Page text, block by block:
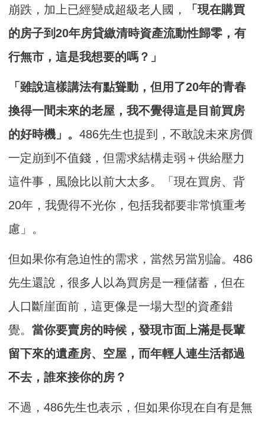
崩跌，加上已經變成超級老人國，
「現在購買
的房子到20年房貸繳清時資產流動性歸零，有
行無市，這是我想要的嗎？」
「雖說這樣講法有點聳動，但用了20年的青春
換得一間未來的老屋，我不覺得這是目前買房
的好時機」。486先生也提到，不敢說未來房價
一定崩到不值錢，但需求結構走弱＋供給壓力
這件事，風險比以前大太多。「現在買房、背
20年，我覺得不光你，包括我都要非常慎重考
慮」。
但如果你有急迫性的需求，當然另當別論。486
先生還說，很多人以為買房是一種儲蓄，但在
人口斷崖面前，這更像是一場大型的資產錯
覺。當你要賣房的時候，發現市面上滿是長輩
留下來的遺產房、空屋，而年輕人連生活都過
不去，誰來接你的房？
不過，486先生也表示，但如果你現在自有是無